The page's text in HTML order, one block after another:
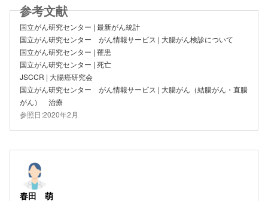
国立がん研究センター | 最新がん統計
国立がん研究センター がん情報サービス | 大腸がん検診について
国立がん研究センター | 罹患
国立がん研究センター | 死亡
JSCCR | 大腸癌研究会
国立がん研究センター がん情報サービス | 大腸がん（結腸がん・直腸
がん） 治療
参照日:2020年2月
春田 萌